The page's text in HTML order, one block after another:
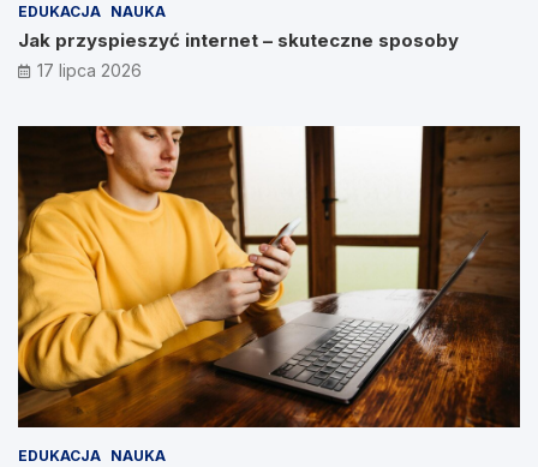
EDUKACJA NAUKA
Jak przyspieszyć internet – skuteczne sposoby
17 lipca 2026
EDUKACJA NAUKA